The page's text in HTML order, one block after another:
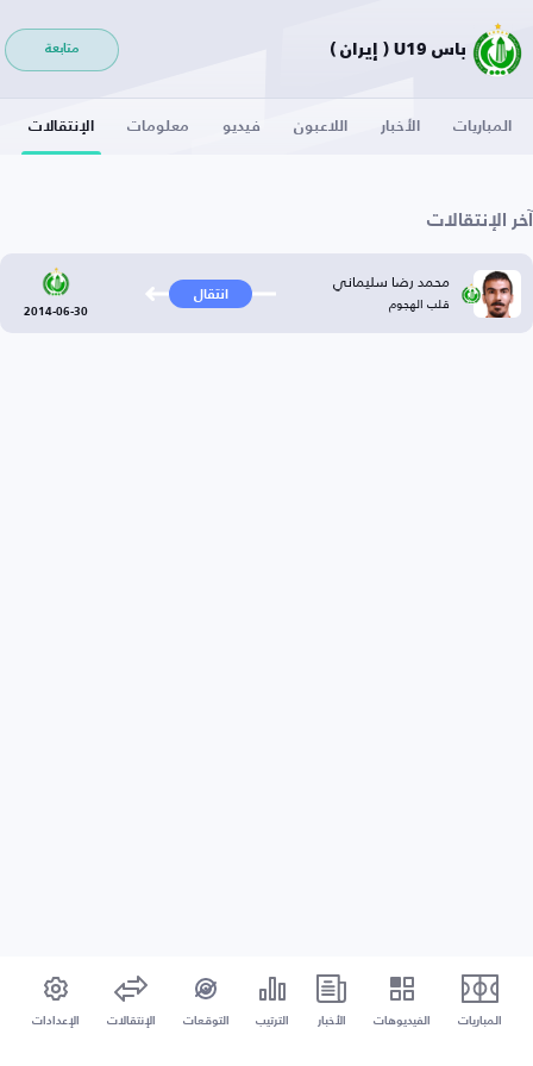
باس U19 ( إيران ) متابعة
المباريات الأخبار اللاعبون فيديو معلومات الإنتقالات
آخر الإنتقالات
محمد رضا سليماني
قلب الهجوم انتقال
2014-06-30
المباريات الفيديوهات الأخبار الترتيب التوقعات الإنتقالات الإعدادات